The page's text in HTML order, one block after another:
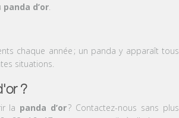
panda d’or.
chaque année ; un panda y apparaît tous
situations.
?
la panda d’or? Contactez-nous sans plus